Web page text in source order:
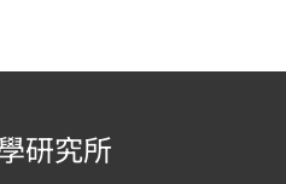
研究所